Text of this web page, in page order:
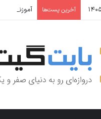
آخرین پست‌ها آموزش جامع Cron Job در Hermes Agent؛ قابلیت زمان‌بندی خودکار وظایف